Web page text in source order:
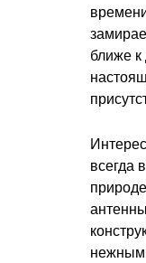
ближе
всегда